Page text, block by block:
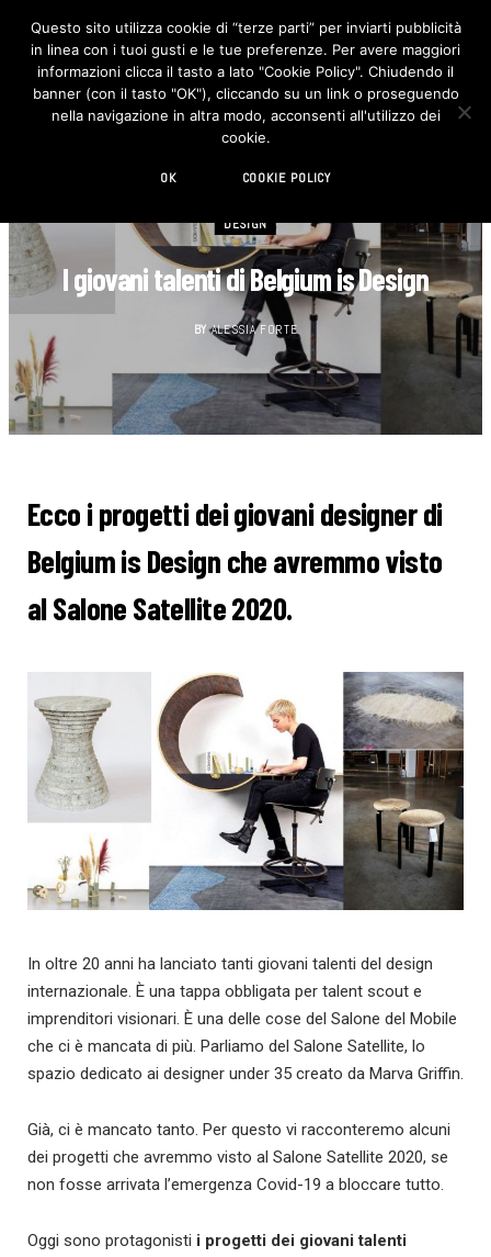
F
c
e
b
o
I
n
s
t
DESIGN
I giovani talenti di Belgium is Design
BY ALESSIA FORTE
Ecco i progetti dei giovani designer di
Belgium is Design che avremmo visto
al Salone Satellite 2020.
In oltre 20 anni ha lanciato tanti giovani talenti del design
internazionale. È una tappa obbligata per talent scout e
imprenditori visionari. È una delle cose del Salone del Mobile
che ci è mancata di più. Parliamo del Salone Satellite, lo
spazio dedicato ai designer under 35 creato da Marva Griffin.
Già, ci è mancato tanto. Per questo vi racconteremo alcuni
dei progetti che avremmo visto al Salone Satellite 2020, se
non fosse arrivata l’emergenza Covid-19 a bloccare tutto.
Oggi sono protagonisti i progetti dei giovani talenti
Questo sito utilizza cookie di “terze parti” per inviarti pubblicità
in linea con i tuoi gusti e le tue preferenze. Per avere maggiori
informazioni clicca il tasto a lato "Cookie Policy". Chiudendo il
banner (con il tasto "OK"), cliccando su un link o proseguendo
nella navigazione in altra modo, acconsenti all'utilizzo dei
cookie.
OK COOKIE POLICY